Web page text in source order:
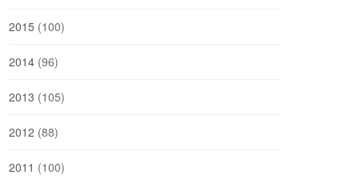
2015 (100)
2014 (96)
2013 (105)
2012 (88)
2011 (100)